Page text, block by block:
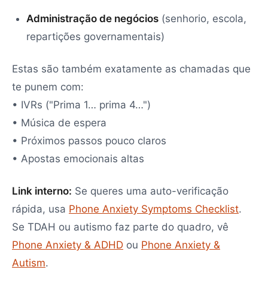
Administração de negócios (senhorio, escola,
repartições governamentais)
Estas são também exatamente as chamadas que
te punem com:
• IVRs ("Prima 1… prima 4…")
• Música de espera
• Próximos passos pouco claros
• Apostas emocionais altas
Link interno: Se queres uma auto-verificação
rápida, usa Phone Anxiety Symptoms Checklist.
Se TDAH ou autismo faz parte do quadro, vê
Phone Anxiety & ADHD ou Phone Anxiety &
Autism.